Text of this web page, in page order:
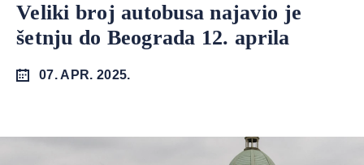
Veliki broj autobusa najavio je
šetnju do Beograda 12. aprila
07. APR. 2025.